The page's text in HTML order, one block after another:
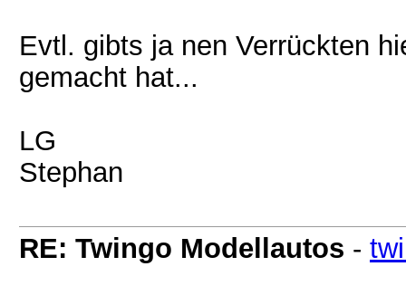
Evtl. gibts ja nen Verrückten
gemacht hat...
LG
Stephan
RE: Twingo Modellautos -